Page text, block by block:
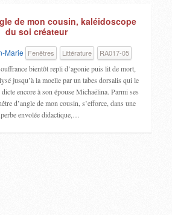
de mon cousin, kaléidoscope
du soi créateur
Marie Fenêtres Littérature
RA017-05
bientôt repli d’agonie puis lit de mort,
jusqu’à la moelle par un tabes dorsalis qui le
encore à son épouse Michaëlina. Parmi ses
d’angle de mon cousin, s’efforce, dans une
envolée didactique,…